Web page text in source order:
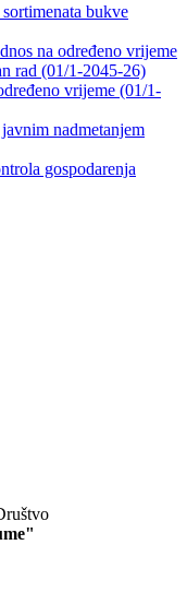
bukve
na određeno vrijeme
rad (01/1-2045-26)
vrijeme (01/1-
nadmetanjem
gospodarenja